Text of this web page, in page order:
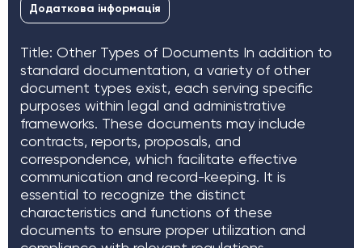
Додаткова інформація
Title: Other Types of Documents In addition to
standard documentation, a variety of other
document types exist, each serving specific
purposes within legal and administrative
frameworks. These documents may include
contracts, reports, proposals, and
correspondence, which facilitate effective
communication and record-keeping. It is
essential to recognize the distinct
characteristics and functions of these
documents to ensure proper utilization and